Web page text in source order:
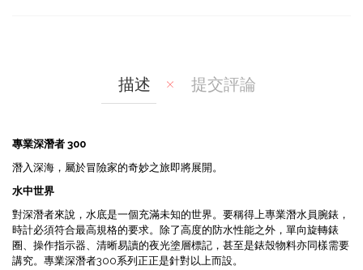
描述 提交評論
專業深潛者 300
潛入深海，屬於冒險家的奇妙之旅即將展開。
水中世界
對深潛者來說，水底是一個充滿未知的世界。要稱得上專業潛水員腕錶，
時計必須符合最高規格的要求。除了高度的防水性能之外，單向旋轉錶
圈、操作指示器、清晰易讀的夜光塗層標記，甚至是錶殼物料亦同樣需要
講究。專業深潛者300系列正正是針對以上而設。